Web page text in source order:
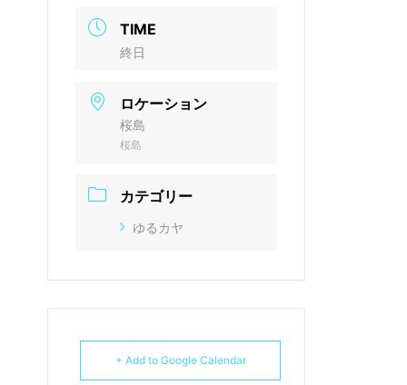
TIME
終日
ロケーション
桜島
桜島
カテゴリー
ゆるカヤ
+ Add to Google Calendar